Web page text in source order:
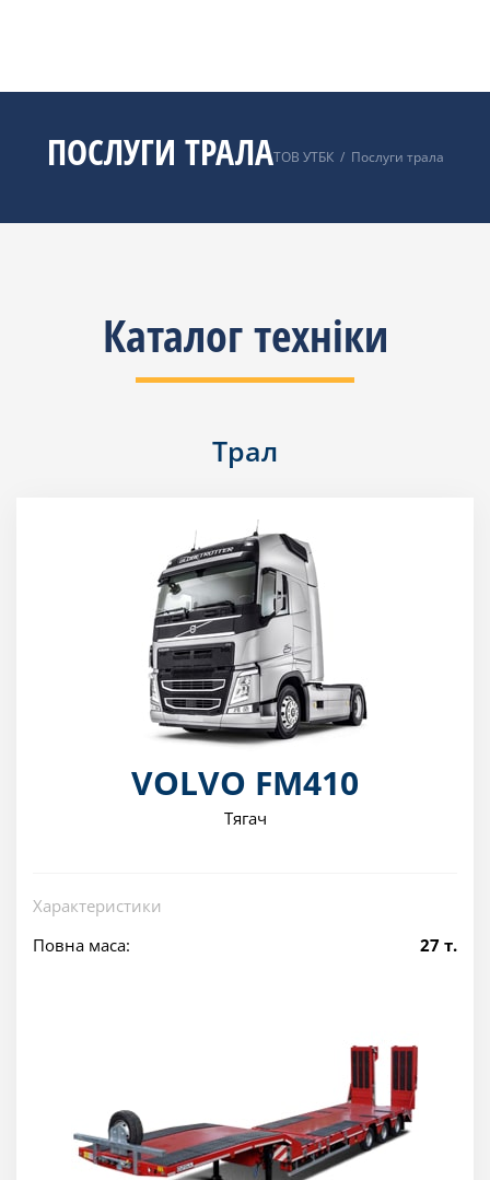
ПОСЛУГИ ТРАЛАТОВ УТБК/ Послуги трала
Каталог техніки
Трал
VOLVO FM410
Тягач
Характеристики
Повна маса:
27 т.